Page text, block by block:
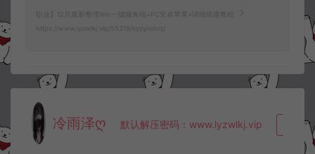
职业】12月最新整理Win一键服务端+PC安卓苹果+详细搭建教程
https://www.lyzwlkj.vip/55319/syzy/sdcq/
冷雨泽ღ 默认解压密码：www.lyzwlkj.vip 复